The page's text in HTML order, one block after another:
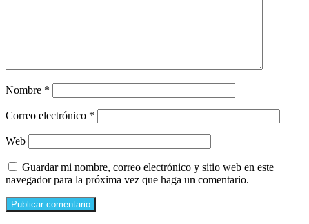
Nombre *
Correo electrónico *
Web
Guardar mi nombre, correo electrónico y sitio web en este
navegador para la próxima vez que haga un comentario.